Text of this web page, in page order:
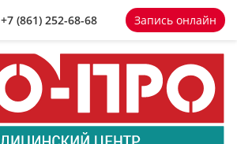
+7 861 252-68-68
+7 (861) 252-68-68 Запись онлайн